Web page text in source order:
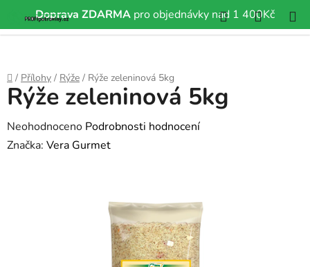
Doprava ZDARMA pro objednávky nad 1 400Kč
Přejít
Hledat
KOŠÍK
Domů
/ Přílohy / Rýže / Rýže zeleninová 5kg
Rýže zeleninová 5kg
Průměrné
hodnocení
Neohodnoceno Podrobnosti hodnocení
Značka: Vera Gurmet